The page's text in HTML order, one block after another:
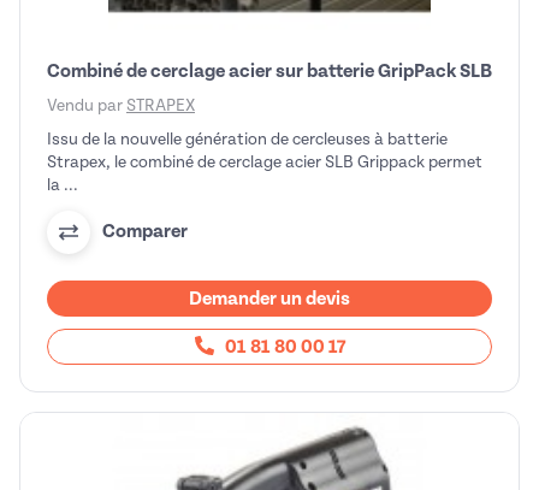
Combiné de cerclage acier sur batterie GripPack SLB
Vendu par STRAPEX
Issu de la nouvelle génération de cercleuses à batterie
Strapex, le combiné de cerclage acier SLB Grippack permet
la ...
Comparer
Demander un devis
01 81 80 00 17